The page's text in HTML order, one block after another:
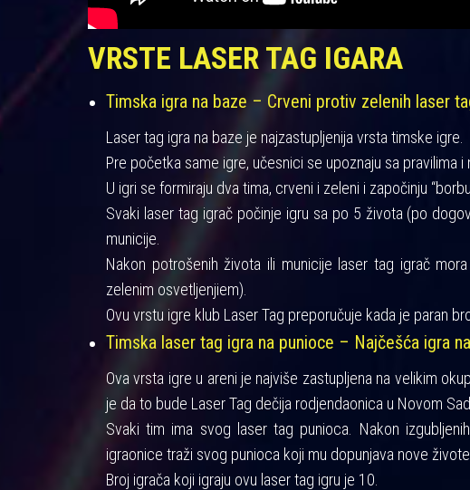
VRSTE LASER TAG IGARA
Timska igra na baze – Crveni protiv zelenih laser
Laser tag igra na baze je najzastupljenija vrsta timske igre.
Pre početka same igre, učesnici se upoznaju sa pravilima i
U igri se formiraju dva tima, crveni i zeleni i započinju
Svaki laser tag igrač počinje igru sa po 5 života (po
municije.
Nakon potrošenih života ili municije laser tag igrač
zelenim osvetljenjiem).
Ovu vrstu igre klub Laser Tag preporučuje kada je paran
Timska laser tag igra na punioce – Najčešća igra
Ova vrsta igre u areni je najviše zastupljena na velikim
je da to bude Laser Tag dečija rodjendaonica u Novom
Svaki tim ima svog laser tag punioca. Nakon
igraonice traži svog punioca koji mu dopunjava nove živote.
Broj igrača koji igraju ovu laser tag igru je 10.